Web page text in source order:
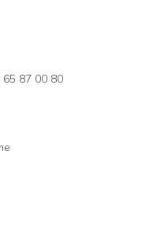
65 87 00 80